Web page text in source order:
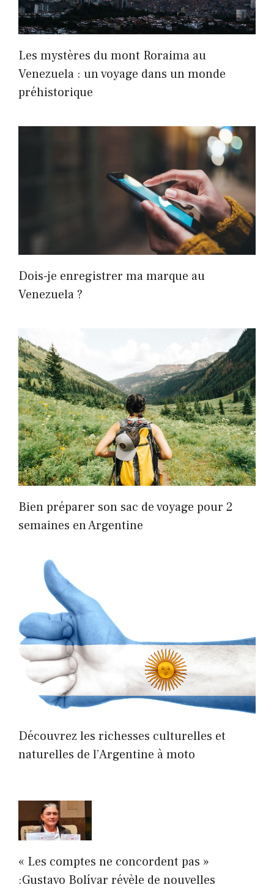
Les mystères du mont Roraima au
Venezuela : un voyage dans un monde
préhistorique
Dois-je enregistrer ma marque au
Venezuela ?
Bien préparer son sac de voyage pour 2
semaines en Argentine
Découvrez les richesses culturelles et
naturelles de l’Argentine à moto
« Les comptes ne concordent pas »
:Gustavo Bolívar révèle de nouvelles